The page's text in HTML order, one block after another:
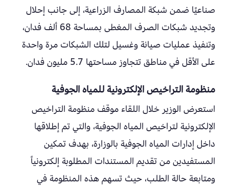
صناعيًا ضمن شبكة المصارف الزراعية، إلى جانب إحلال
وتجديد شبكات الصرف المغطى بمساحة 68 ألف فدان،
وتنفيذ عمليات صيانة وغسيل لتلك الشبكات مرة واحدة
على الأقل في مناطق تتجاوز مساحتها 5.7 مليون فدان.
منظومة التراخيص الإلكترونية للمياه الجوفية
استعرض الوزير خلال اللقاء موقف منظومة التراخيص
الإلكترونية لتراخيص المياه الجوفية، والتي تم إطلاقها
داخل إدارات المياه الجوفية بالوزارة، بهدف تمكين
المستفيدين من تقديم المستندات المطلوبة إلكترونياً
ومتابعة حالة الطلب، حيث تسهم هذه المنظومة في